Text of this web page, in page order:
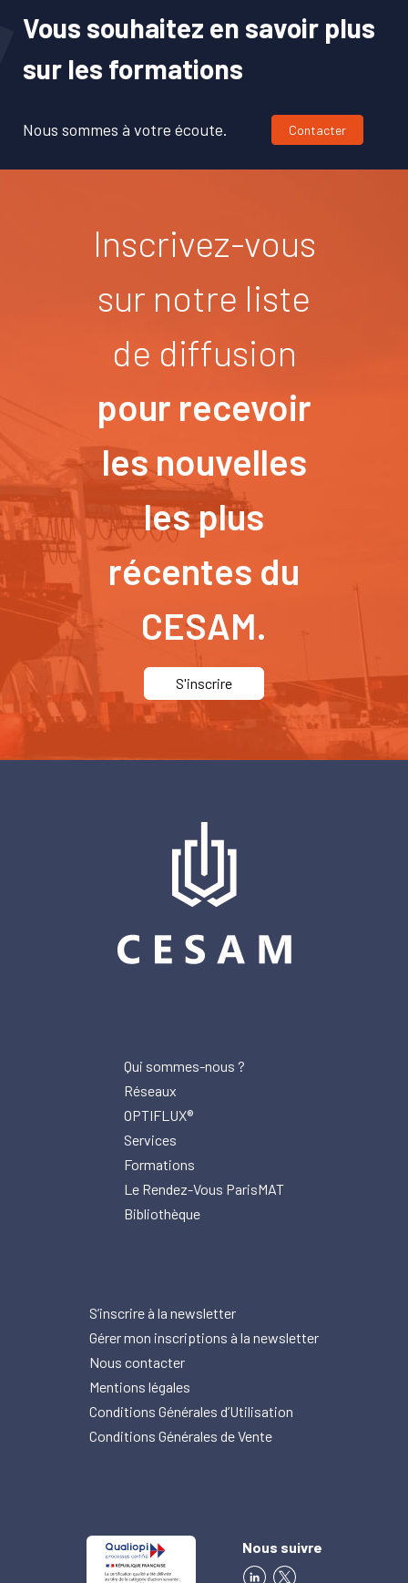
Vous souhaitez en savoir plus
sur les formations
Nous sommes à votre écoute. Contacter
Inscrivez-vous
sur notre liste
de diffusion
pour recevoir
les nouvelles
les plus
récentes du
CESAM.
S'inscrire
Qui sommes-nous ?
Réseaux
OPTIFLUX®
Services
Formations
Le Rendez-Vous ParisMAT
Bibliothèque
S’inscrire à la newsletter
Gérer mon inscriptions à la newsletter
Nous contacter
Mentions légales
Conditions Générales d’Utilisation
Conditions Générales de Vente
Nous suivre